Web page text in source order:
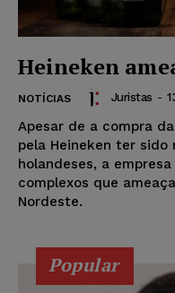
Heineken
NOTÍCIAS Juristas -
Apesar de a compra
pela Heineken ter sido
holandeses, a
complexos que
Nordeste.
Popular